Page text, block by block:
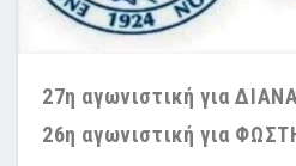
27η αγωνιστική για
26η αγωνιστική για